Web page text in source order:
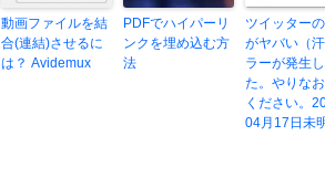
動画ファイルを結
合(連結)させるに
は？ Avidemux
PDFでハイパーリ
ンクを埋め込む方
法
ツイッター
がヤバい（
ラーが発生
た。やりな
ください。
04月17日未